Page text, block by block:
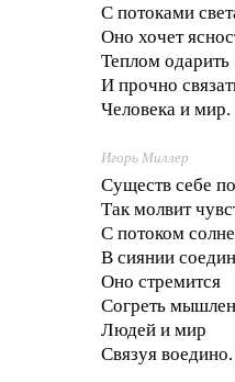
С потоками
Оно хочет
Теплом одарить
И прочно
Человека и мир.
Игорь Миллер
Существ себе
Так молвит
С потоком
В сиянии
Оно стремится
Согреть
Людей и мир
Связуя воедино.